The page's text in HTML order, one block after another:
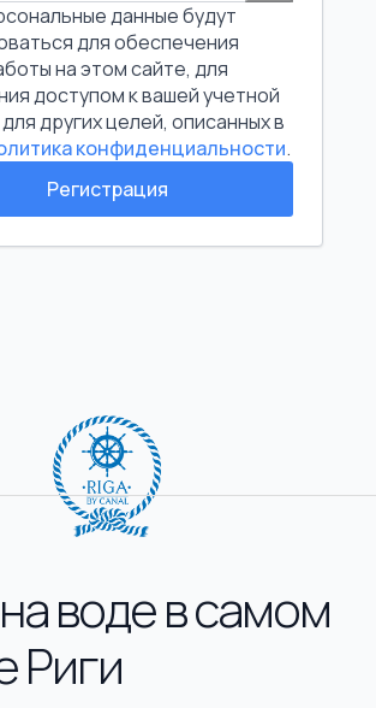
данные будут
для обеспечения
на этом сайте, для
доступом к вашей учетной
других целей, описанных в
конфиденциальности.
Регистрация
воде в самом
Риги